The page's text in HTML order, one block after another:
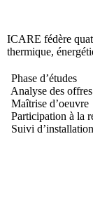
ICARE fédère
thermique,
Phase d’études
Analyse des offres
Maîtrise d’oeuvre
Participation à la
Suivi